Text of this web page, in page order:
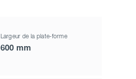
Largeur de la plate-forme
600 mm